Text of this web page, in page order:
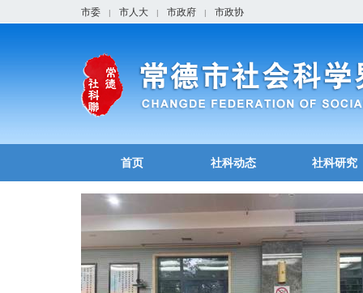
市委 | 市人大 | 市政府 | 市政协
首页 社科动态 社科研究